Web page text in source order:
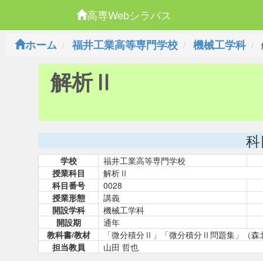
高専Webシラバス
ホーム
福井工業高等専門学校 機械工学科
解析Ⅱ
学校
福井工業高等専門学校
授業科目
解析Ⅱ
科目番号
0028
授業形態
講義
開設学科
機械工学科
開設期
通年
教科書/教材
「微分積分Ⅱ」「微分積分Ⅱ問題集」（
担当教員
山田 哲也